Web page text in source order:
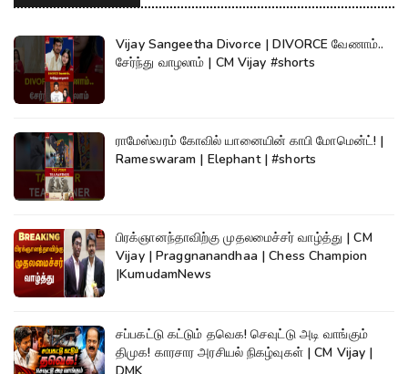
Vijay Sangeetha Divorce | DIVORCE வேணாம்..
சேர்ந்து வாழலாம் | CM Vijay #shorts
ராமேஸ்வரம் கோவில் யானையின் காபி மோமென்ட்! |
Rameswaram | Elephant | #shorts
பிரக்ஞானந்தாவிற்கு முதலமைச்சர் வாழ்த்து | CM
Vijay | Praggnanandhaa | Chess Champion
|KumudamNews
சப்பகட்டு கட்டும் தவெக! செவுட்டு அடி வாங்கும்
திமுக! காரசார அரசியல் நிகழ்வுகள் | CM Vijay |